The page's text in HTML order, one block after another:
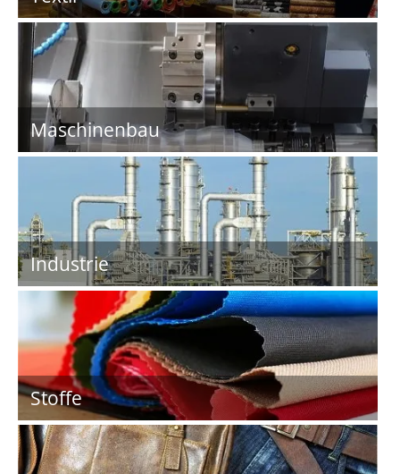
Maschinenbau
Industrie
Stoffe